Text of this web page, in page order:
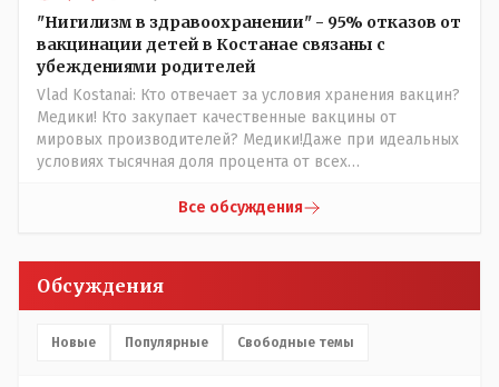
Назарбая и предлагал ему самому ДОБРОВОЛЬНО уйти с
поста Президента.
"Нигилизм в здравоохранении" - 95% отказов от
вакцинации детей в Костанае связаны с
убеждениями родителей
Vlad Kostanai: Кто отвечает за условия хранения вакцин?
Медики! Кто закупает качественные вакцины от
мировых производителей? Медики!Даже при идеальных
условиях тысячная доля процента от всех
прививки. Бумага нужна как защита от дол.....бов не
люди и отказываются и я в том числе своих не
прививал.Лично я вам и тем другим людям благодарен.
частотности появления в популяции соответствующих
Все обсуждения
Обсуждения
Новые Популярные Свободные темы